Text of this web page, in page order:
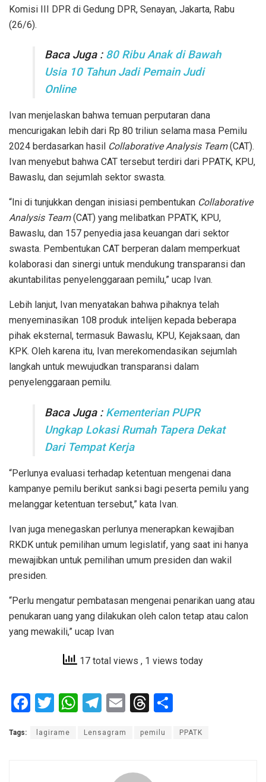
Komisi III DPR di Gedung DPR, Senayan, Jakarta, Rabu
(26/6).
Baca Juga : 80 Ribu Anak di Bawah
Usia 10 Tahun Jadi Pemain Judi
Online
Ivan menjelaskan bahwa temuan perputaran dana
mencurigakan lebih dari Rp 80 triliun selama masa Pemilu
2024 berdasarkan hasil Collaborative Analysis Team(CAT).
Ivan menyebut bahwa CAT tersebut terdiri dari PPATK, KPU,
Bawaslu, dan sejumlah sektor swasta.
“Ini di tunjukkan dengan inisiasi pembentukan Collaborative
Analysis Team(CAT) yang melibatkan PPATK, KPU,
Bawaslu, dan 157 penyedia jasa keuangan dari sektor
swasta. Pembentukan CAT berperan dalam memperkuat
kolaborasi dan sinergi untuk mendukung transparansi dan
akuntabilitas penyelenggaraan pemilu,” ucap Ivan.
Lebih lanjut, Ivan menyatakan bahwa pihaknya telah
menyeminasikan 108 produk intelijen kepada beberapa
pihak eksternal, termasuk Bawaslu, KPU, Kejaksaan, dan
KPK. Oleh karena itu, Ivan merekomendasikan sejumlah
langkah untuk mewujudkan transparansi dalam
penyelenggaraan pemilu.
Baca Juga : Kementerian PUPR
Ungkap Lokasi Rumah Tapera Dekat
Dari Tempat Kerja
“Perlunya evaluasi terhadap ketentuan mengenai dana
kampanye pemilu berikut sanksi bagi peserta pemilu yang
melanggar ketentuan tersebut,” kata Ivan.
Ivan juga menegaskan perlunya menerapkan kewajiban
RKDK untuk pemilihan umum legislatif, yang saat ini hanya
mewajibkan untuk pemilihan umum presiden dan wakil
presiden.
“Perlu mengatur pembatasan mengenai penarikan uang atau
penukaran uang yang dilakukan oleh calon tetap atau calon
yang mewakili,” ucap Ivan
17 total views , 1 views today
F
ce
T
tt
W
at
T
e
E
ail
T
e
ar
Tags: lagirame Lensagram pemilu PPATK